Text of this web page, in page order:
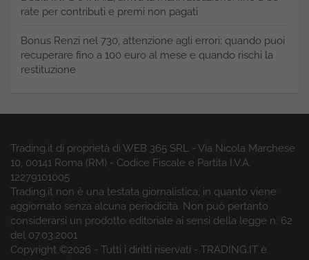
rate per contributi e premi non pagati
Bonus Renzi nel 730, attenzione agli errori: quando puoi
recuperare fino a 100 euro al mese e quando rischi la
restituzione
Trading.it di proprietà di WEB 365 SRL - Via Nicola Marchese
10, 00141 Roma (RM) - Codice Fiscale e Partita I.V.A.
12279101005
Trading.it non è una testata giornalistica, in quanto viene
aggiornato senza alcuna periodicità. Non può pertanto
considerarsi un prodotto editoriale ai sensi della legge n. 62
del 07.03.2001
Copyright ©2026 - Tutti i diritti riservati - TRADING.IT è